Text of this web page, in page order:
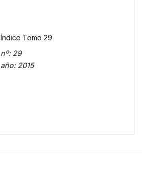
Índice Tomo 29
nº: 29
año: 2015